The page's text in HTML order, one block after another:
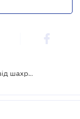
Як укласти договір, щоб захиститись від шахраїв та не втратити кошти?